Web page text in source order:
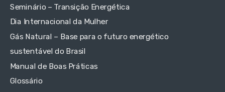
Seminário – Transição Energética
Dia Internacional da Mulher
Gás Natural – Base para o futuro energético
sustentável do Brasil
Manual de Boas Práticas
Glossário